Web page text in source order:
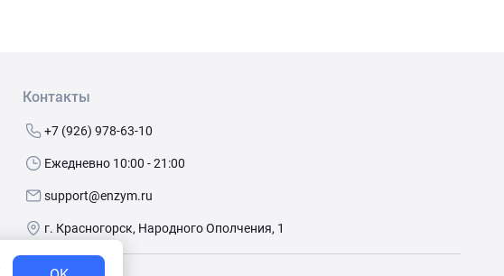
Контакты
+7 (926) 978-63-10
Ежедневно 10:00 - 21:00
support@enzym.ru
г. Красногорск, Народного Ополчения, 1